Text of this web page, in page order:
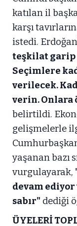
katılan il
karşı
istedi.
teşkilat garip
Seçimlere
verilecek.
verin. Onlara
belirtildi.
gelişmelerle
yaşanan bazı
vurgulayarak,
devam ediyor
sabır" dediği
ÜYELERİ